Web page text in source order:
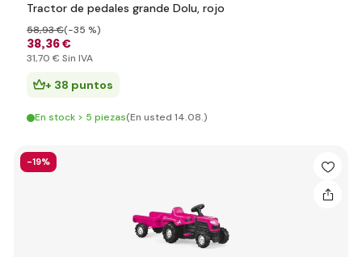
Tractor de pedales grande Dolu, rojo
38,36 €
58,93 €(-35 %)
31,70 € Sin IVA
+ 38 puntos
En stock > 5 piezas(En usted 14.08.)
-19%